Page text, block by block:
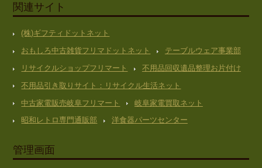
関連サイト
(株)ギフティドットネット
おもしろ中古雑貨フリマドットネット
テーブルウェア事業部
リサイクルショップフリマート
不用品回収遺品整理お片付け
不用品引き取りサイト：リサイクル生活ネット
中古家電販売岐阜フリマート
岐阜家電買取ネット
昭和レトロ専門通販部
洋食器パーツセンター
管理画面